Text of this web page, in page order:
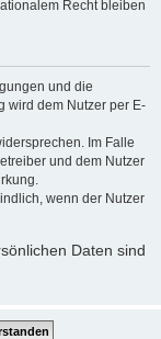
Recht bleiben
und die
wird dem Nutzer per E-
Im Falle
und dem Nutzer
wenn der Nutzer
Daten sind